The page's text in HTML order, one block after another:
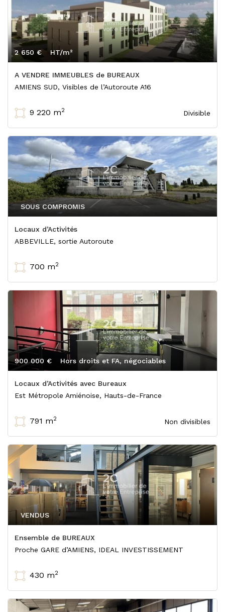
A VENDRE IMMEUBLES de BUREAUX
Divisible
2 650 € HT/m²
AMIENS SUD, Visibles de l’Autoroute A16
9 220 m2
Locaux d’Activités
SOUS COMPROMIS
ABBEVILLE, sortie Autoroute
700 m2
Locaux d’Activités avec Bureaux
Non divisibles
900 000 € Hors droits et FA, négociables
Est Métropole Amiénoise, Hauts-de-France
791 m2
Ensemble de BUREAUX
VENDUS
Proche GARE d’AMIENS, IDEAL INVESTISSEMENT
430 m2